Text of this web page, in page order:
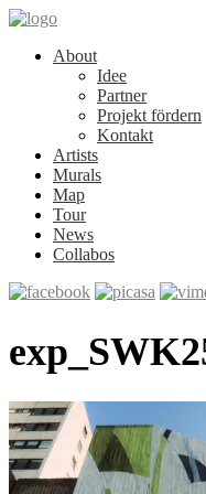
About
Idee
Partner
Projekt fördern
Kontakt
Artists
Murals
Map
Tour
News
Collabos